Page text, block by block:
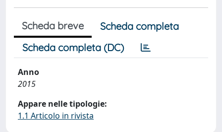
Scheda breve
Scheda completa
Scheda completa (DC)
Anno
2015
Appare nelle tipologie:
1.1 Articolo in rivista